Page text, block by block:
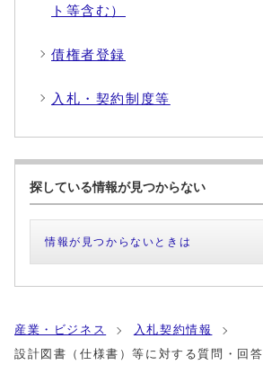
ト等含む）
債権者登録
入札・契約制度等
探している情報が見つからない
情報が見つからないときは
産業・ビジネス
入札契約情報
設計図書（仕様書）等に対する質問・回答